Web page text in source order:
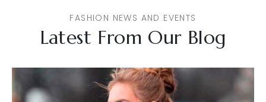
FASHION NEWS AND EVENTS
Latest From Our Blog